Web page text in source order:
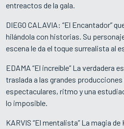
entreactos de la gala.
DIEGO CALAVIA: “El Encantador”
hilándola con historias. Su
escena le da el toque surrealista al
EDAMA “El increíble” La verdadera
traslada a las grandes
espectaculares, ritmo y una
lo imposible.
KARVIS “El mentalista” La magia